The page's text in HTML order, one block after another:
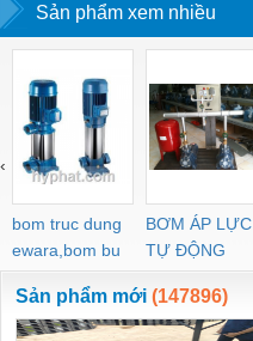
Sản phẩm xem nhiều
bom truc dung
ewara,bom bu
ewara
BƠM ÁP LỰC
TỰ ĐỘNG
‹
Sản phẩm mới (147896)